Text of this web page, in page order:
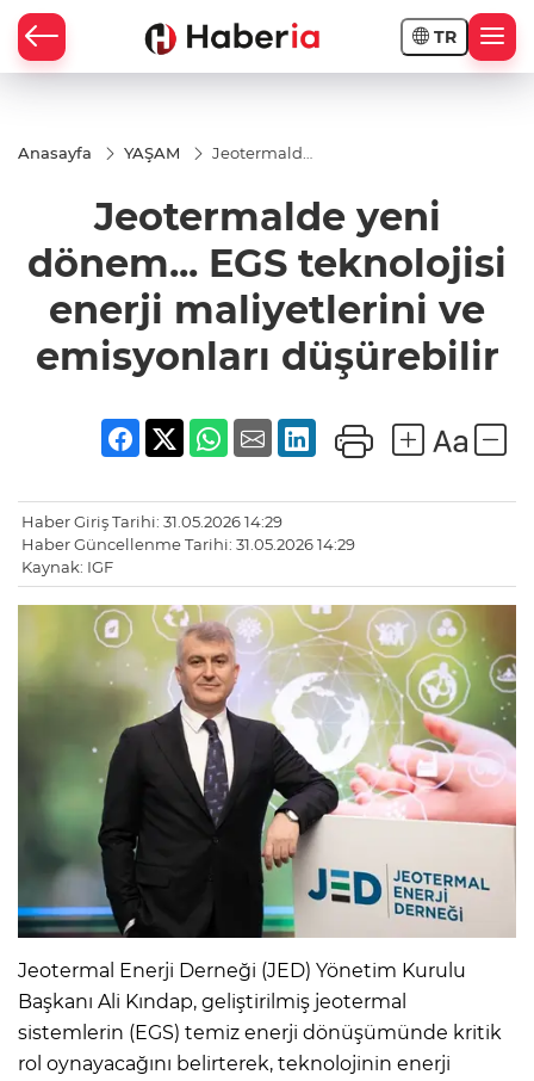
TR
Anasayfa YAŞAM
Jeotermalde
EGS
teknolojisi
enerji
maliyetlerini
emisyonları
düşürebilir
Jeotermalde yeni
dönem... EGS teknolojisi
enerji maliyetlerini ve
emisyonları düşürebilir
Haber Giriş Tarihi: 31.05.2026 14:29
Haber Güncellenme Tarihi: 31.05.2026 14:29
Kaynak: IGF
Jeotermal Enerji Derneği (JED) Yönetim Kurulu
Başkanı Ali Kındap, geliştirilmiş jeotermal
sistemlerin (EGS) temiz enerji dönüşümünde kritik
rol oynayacağını belirterek, teknolojinin enerji